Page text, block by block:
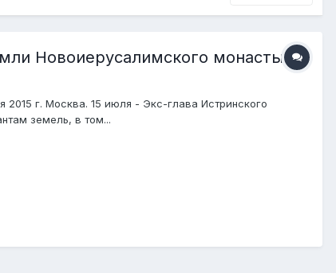
Новоиерусалимского монастыря
г. Москва. 15 июля - Экс-глава Истринского
земель, в том...